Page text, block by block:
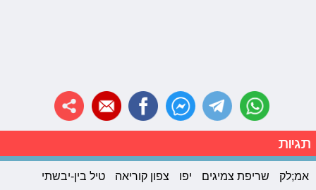
תגיות
אמ;לק שריפת צמיגים יפו צפון קוריאה
טיל בין-יבשתי